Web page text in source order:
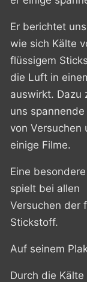
Er berichtet
wie sich Kälte
flüssigem
die Luft in
auswirkt. Dazu
uns
von Versuchen
einige Filme.
Eine
spielt bei allen
Versuchen der
Stickstoff.
Auf seinem
Durch die